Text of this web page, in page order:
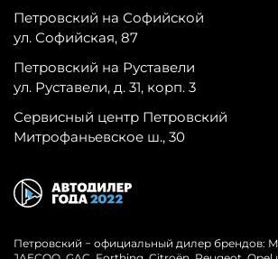
Петровский на Софийской
ул. Софийская, 87
Петровский на Руставели
ул. Руставели, д. 31, корп. 3
Сервисный центр Петровский
Митрофаньевское ш., 30
Петровский − официальный дилер брендов: